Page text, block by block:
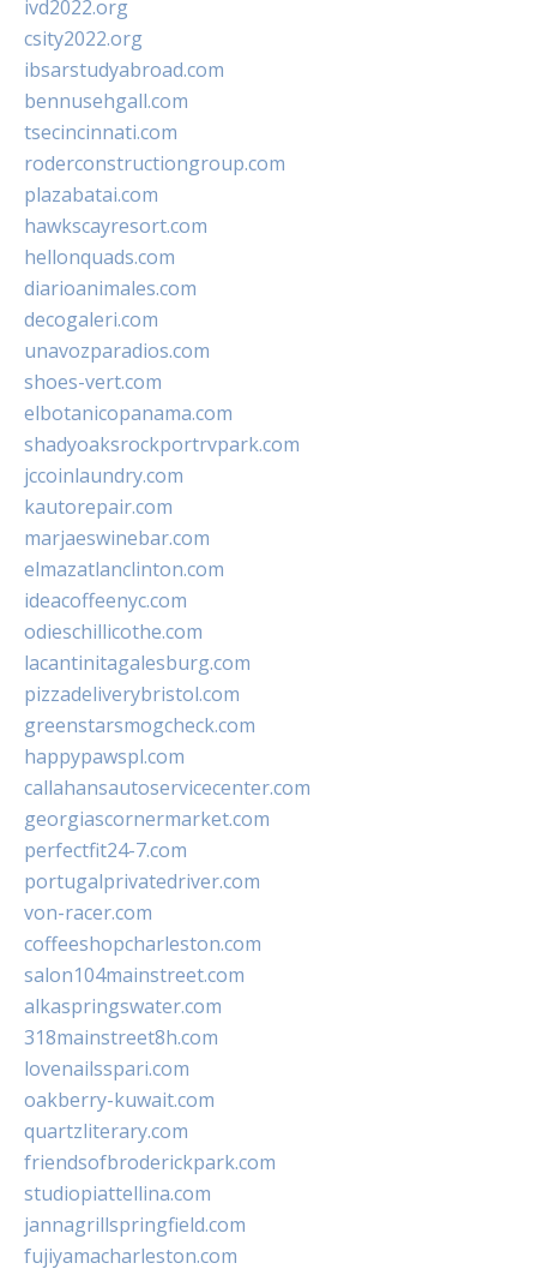
ivd2022.org
csity2022.org
ibsarstudyabroad.com
bennusehgall.com
tsecincinnati.com
roderconstructiongroup.com
plazabatai.com
hawkscayresort.com
hellonquads.com
diarioanimales.com
decogaleri.com
unavozparadios.com
shoes-vert.com
elbotanicopanama.com
shadyoaksrockportrvpark.com
jccoinlaundry.com
kautorepair.com
marjaeswinebar.com
elmazatlanclinton.com
ideacoffeenyc.com
odieschillicothe.com
lacantinitagalesburg.com
pizzadeliverybristol.com
greenstarsmogcheck.com
happypawspl.com
callahansautoservicecenter.com
georgiascornermarket.com
perfectfit24-7.com
portugalprivatedriver.com
von-racer.com
coffeeshopcharleston.com
salon104mainstreet.com
alkaspringswater.com
318mainstreet8h.com
lovenailsspari.com
oakberry-kuwait.com
quartzliterary.com
friendsofbroderickpark.com
studiopiattellina.com
jannagrillspringfield.com
fujiyamacharleston.com